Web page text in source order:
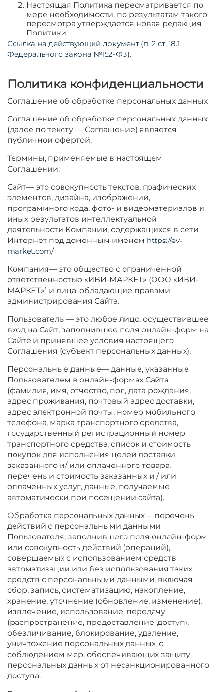
Настоящая Политика пересматривается по
мере необходимости, по результатам такого
пересмотра утверждается новая редакция
Политики.
Ссылка на действующий документ (п. 2 ст. 18.1
Федерального закона №152-ФЗ).
Политика конфиденциальности
Соглашение об обработке персональных данных
Соглашение об обработке персональных данных
(далее по тексту — Соглашение) является
публичной офертой.
Термины, применяемые в настоящем
Соглашении:
Сайт— это совокупность текстов, графических
элементов, дизайна, изображений,
программного кода, фото- и видеоматериалов и
иных результатов интеллектуальной
деятельности Компании, содержащихся в сети
Интернет под доменным именем https://ev-
market.com/
Компания— это общество с ограниченной
ответственностью «ИВИ-МАРКЕТ» (ООО «ИВИ-
МАРКЕТ») и лица, обладающие правами
администрирования Сайта.
Пользователь — это любое лицо, осуществившее
вход на Сайт, заполнившее поля онлайн-форм на
Сайте и принявшее условия настоящего
Соглашения (субъект персональных данных).
Персональные данные— данные, указанные
Пользователем в онлайн-формах Сайта
(фамилия, имя, отчество, пол, дата рождения,
адрес проживания, почтовый адрес доставки,
адрес электронной почты, номер мобильного
телефона, марка транспортного средства,
государственный регистрационный номер
транспортного средства, список и стоимость
покупок для исполнения целей доставки
заказанного и/ или оплаченного товара,
перечень и стоимость заказанных и / или
оплаченных услуг, данные, получаемые
автоматически при посещении сайта).
Обработка персональных данных— перечень
действий с персональными данными
Пользователя, заполнившего поля онлайн-форм
или совокупность действий (операций),
совершаемых с использованием средств
автоматизации или без использования таких
средств с персональными данными, включая
сбор, запись, систематизацию, накопление,
хранение, уточнение (обновление, изменение),
извлечение, использование, передачу
(распространение, предоставление, доступ),
обезличивание, блокирование, удаление,
уничтожение персональных данных, с
соблюдением мер, обеспечивающих защиту
персональных данных от несанкционированного
доступа.